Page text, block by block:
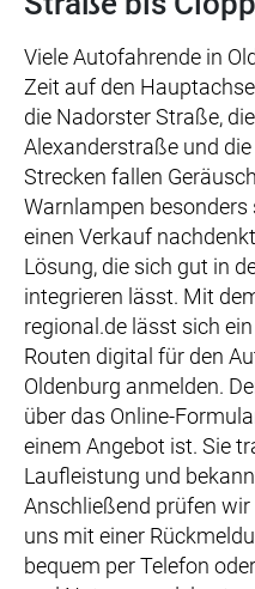
Viele Autofahrende in
Zeit auf den
die Nadorster Straße,
Alexanderstraße und
Strecken fallen
Warnlampen besonders
einen Verkauf
Lösung, die sich gut in
integrieren lässt. Mit
regional.de lässt sich
Routen digital für den
Oldenburg anmelden.
über das Online-
einem Angebot ist. Sie
Laufleistung und
Anschließend prüfen
uns mit einer
bequem per Telefon